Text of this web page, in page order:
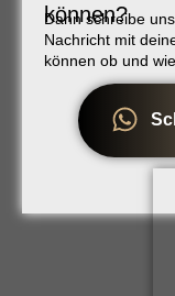
können?
Dann schreibe
Nachricht mit
können ob und